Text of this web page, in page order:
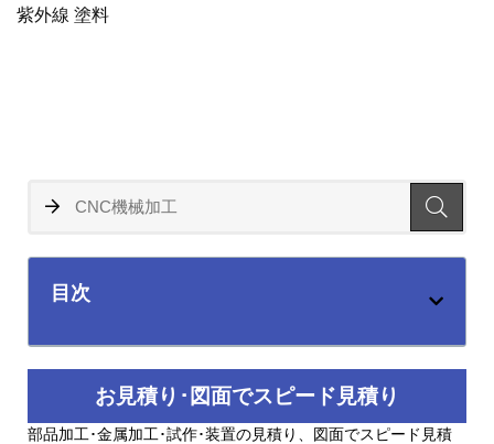
紫外線 塗料
目次
お見積り･図面でスピード見積り
部品加工･金属加工･試作･装置の見積り、図面でスピード見積